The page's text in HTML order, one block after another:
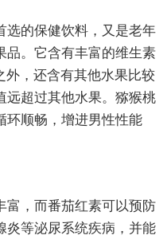
选的保健饮料，又是老年
品。它含有丰富的维生素
外，还含有其他水果比较
远超过其他水果。猕猴桃
环顺畅，增进男性性能
富，而番茄红素可以预防
炎等泌尿系统疾病，并能